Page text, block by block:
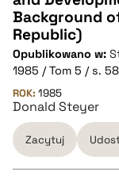
CZYSTY TEKST
pobierz cytat
BIBTEX
pobierz cytat
Background
Republic)
Opublikowano w:
1985 / Tom 5 / s.
ROK: 1985
Donald Steyer
Zacytuj